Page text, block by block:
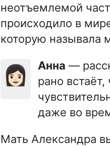
неотъемлемой
происходило в
которую называла
👩🏻 Анна —
рано
даже во
Мать Александра